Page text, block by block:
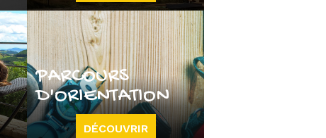
PARCOURS
D'ORIENTATION
DÉCOUVRIR